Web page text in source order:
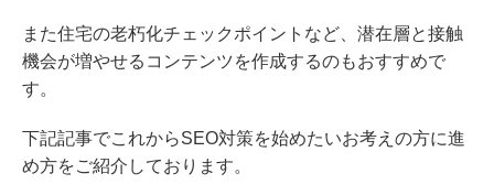
また住宅の老朽化チェックポイントなど、潜在層と接触
機会が増やせるコンテンツを作成するのもおすすめで
す。
下記記事でこれからSEO対策を始めたいお考えの方に進
め方をご紹介しております。